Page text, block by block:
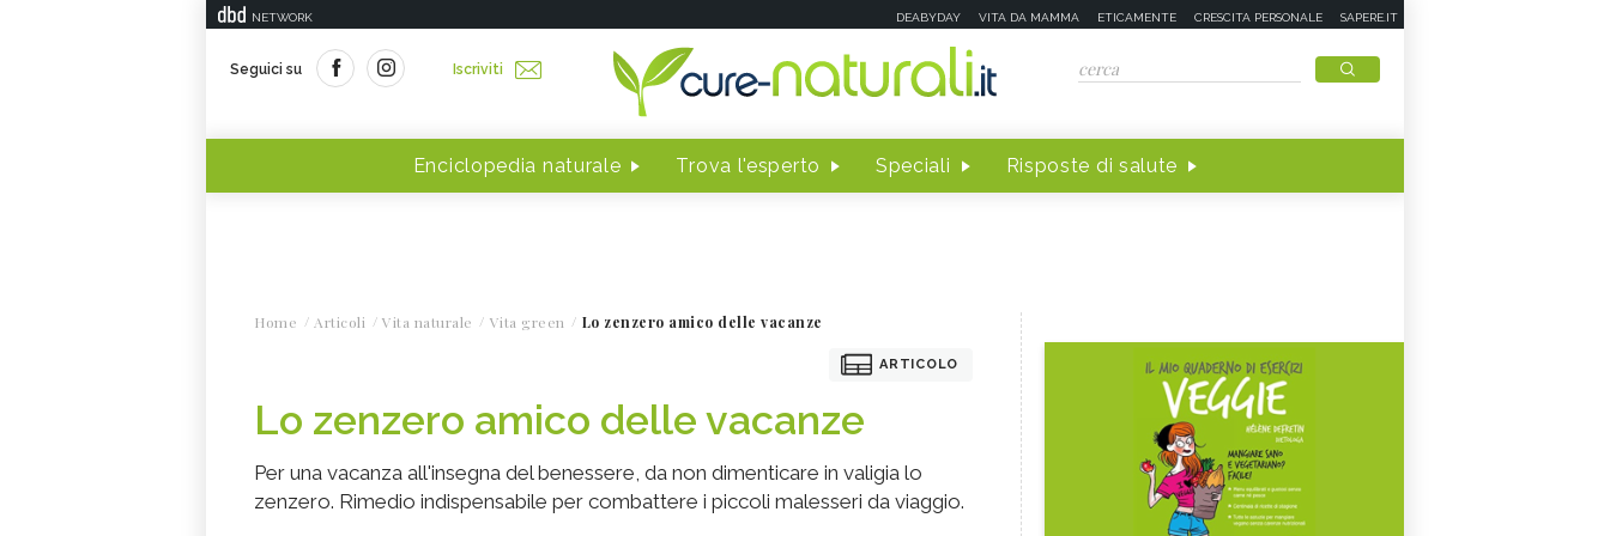
NETWORK DEABYDAY VITA DA MAMMA ETICAMENTE CRESCITA PERSONALE SAPERE.IT
Seguici su Iscriviti
Enciclopedia naturale Trova l'esperto Speciali Risposte di salute
Home Articoli Vita naturale Vita green Lo zenzero amico delle vacanze
ARTICOLO
Lo zenzero amico delle vacanze
Per una vacanza all'insegna del benessere, da non dimenticare in valigia lo
zenzero. Rimedio indispensabile per combattere i piccoli malesseri da viaggio.